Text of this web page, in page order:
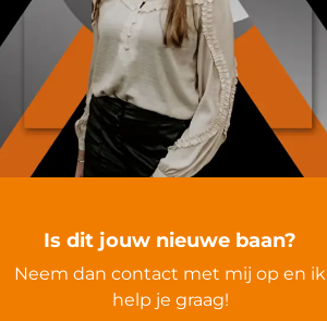
Is dit jouw nieuwe baan?
Neem dan contact met mij op en ik
help je graag!